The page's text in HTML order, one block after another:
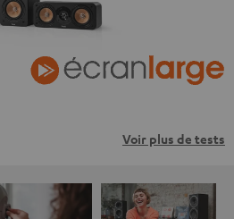
Voir plus de tests